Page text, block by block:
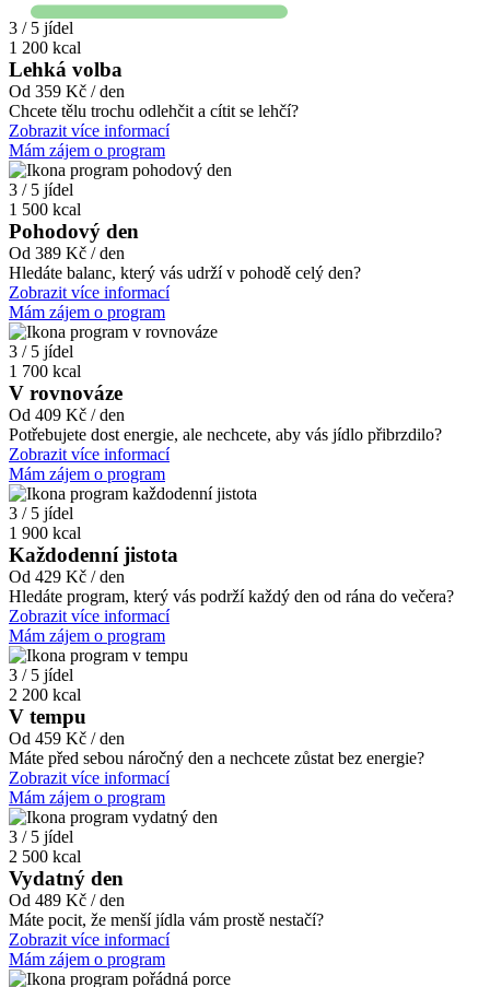
3 / 5 jídel
1 200 kcal
Lehká volba
Od 359 Kč / den
Chcete tělu trochu odlehčit a cítit se lehčí?
Zobrazit více informací
Mám zájem o program
3 / 5 jídel
1 500 kcal
Pohodový den
Od 389 Kč / den
Hledáte balanc, který vás udrží v pohodě celý den?
Zobrazit více informací
Mám zájem o program
3 / 5 jídel
1 700 kcal
V rovnováze
Od 409 Kč / den
Potřebujete dost energie, ale nechcete, aby vás jídlo přibrzdilo?
Zobrazit více informací
Mám zájem o program
3 / 5 jídel
1 900 kcal
Každodenní jistota
Od 429 Kč / den
Hledáte program, který vás podrží každý den od rána do večera?
Zobrazit více informací
Mám zájem o program
3 / 5 jídel
2 200 kcal
V tempu
Od 459 Kč / den
Máte před sebou náročný den a nechcete zůstat bez energie?
Zobrazit více informací
Mám zájem o program
3 / 5 jídel
2 500 kcal
Vydatný den
Od 489 Kč / den
Máte pocit, že menší jídla vám prostě nestačí?
Zobrazit více informací
Mám zájem o program